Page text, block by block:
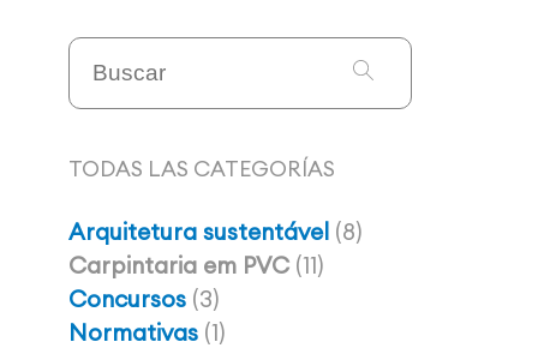
TODAS LAS CATEGORÍAS
Arquitetura sustentável (8)
Carpintaria em PVC (11)
Concursos (3)
Normativas (1)